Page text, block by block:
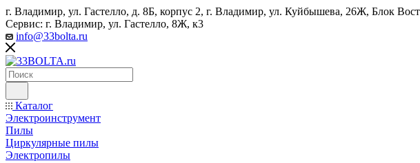
г. Владимир, ул. Гастелло, д. 8Б, корпус 2, г. Владимир, ул. ​Куйбышева, 26Ж, Блок
Сервис: г. Владимир, ул. Гастелло, 8Ж, к3
info@33bolta.ru
Каталог
Электроинструмент
Пилы
Циркулярные пилы
Электропилы